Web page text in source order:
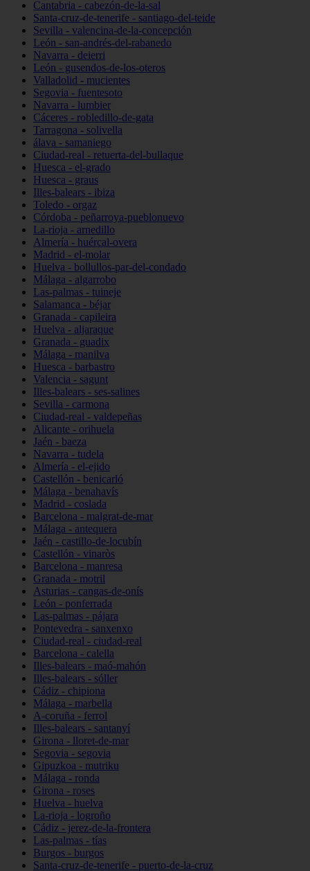
Cantabria - cabezón-de-la-sal
Santa-cruz-de-tenerife - santiago-del-teide
Sevilla - valencina-de-la-concepción
León - san-andrés-del-rabanedo
Navarra - deierri
León - gusendos-de-los-oteros
Valladolid - mucientes
Segovia - fuentesoto
Navarra - lumbier
Cáceres - robledillo-de-gata
Tarragona - solivella
álava - samaniego
Ciudad-real - retuerta-del-bullaque
Huesca - el-grado
Huesca - graus
Illes-balears - ibiza
Toledo - orgaz
Córdoba - peñarroya-pueblonuevo
La-rioja - arnedillo
Almería - huércal-overa
Madrid - el-molar
Huelva - bollullos-par-del-condado
Málaga - algarrobo
Las-palmas - tuineje
Salamanca - béjar
Granada - capileira
Huelva - aljaraque
Granada - guadix
Málaga - manilva
Huesca - barbastro
Valencia - sagunt
Illes-balears - ses-salines
Sevilla - carmona
Ciudad-real - valdepeñas
Alicante - orihuela
Jaén - baeza
Navarra - tudela
Almería - el-ejido
Castellón - benicarló
Málaga - benahavís
Madrid - coslada
Barcelona - malgrat-de-mar
Málaga - antequera
Jaén - castillo-de-locubín
Castellón - vinaròs
Barcelona - manresa
Granada - motril
Asturias - cangas-de-onís
León - ponferrada
Las-palmas - pájara
Pontevedra - sanxenxo
Ciudad-real - ciudad-real
Barcelona - calella
Illes-balears - maó-mahón
Illes-balears - sóller
Cádiz - chipiona
Málaga - marbella
A-coruña - ferrol
Illes-balears - santanyí
Girona - lloret-de-mar
Segovia - segovia
Gipuzkoa - mutriku
Málaga - ronda
Girona - roses
Huelva - huelva
La-rioja - logroño
Cádiz - jerez-de-la-frontera
Las-palmas - tías
Burgos - burgos
Santa-cruz-de-tenerife - puerto-de-la-cruz